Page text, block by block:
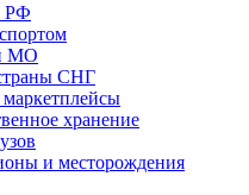
РФ
МО
СНГ
хранение
и месторождения